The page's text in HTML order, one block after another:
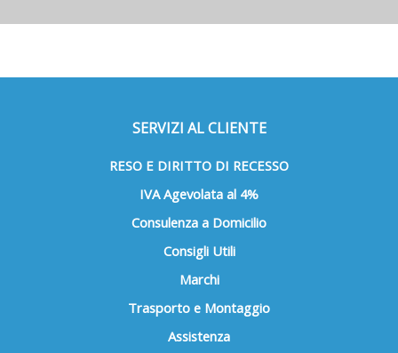
SERVIZI AL CLIENTE
RESO E DIRITTO DI RECESSO
IVA Agevolata al 4%
Consulenza a Domicilio
Consigli Utili
Marchi
Trasporto e Montaggio
Assistenza